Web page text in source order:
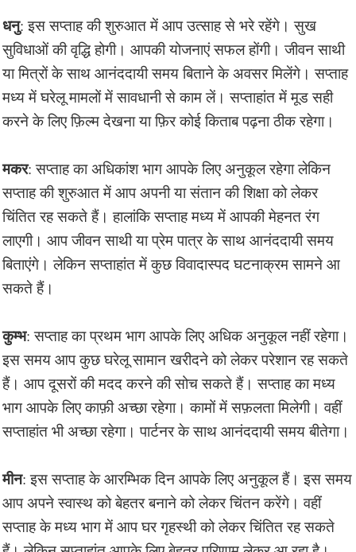
धनु: इस सप्ताह की शुरुआत में आप उत्साह से भरे रहेंगे। सुख
सुविधाओं की वृद्धि होगी। आपकी योजनाएं सफल होंगी। जीवन साथी
या मित्रों के साथ आनंददायी समय बिताने के अवसर मिलेंगे। सप्ताह
मध्य में घरेलू मामलों में सावधानी से काम लें। सप्ताहांत में मूड सही
करने के लिए फ़िल्म देखना या फ़िर कोई किताब पढ़ना ठीक रहेगा।
मकर: सप्ताह का अधिकांश भाग आपके लिए अनुकूल रहेगा लेकिन
सप्ताह की शुरुआत में आप अपनी या संतान की शिक्षा को लेकर
चिंतित रह सकते हैं। हालांकि सप्ताह मध्य में आपकी मेहनत रंग
लाएगी। आप जीवन साथी या प्रेम पात्र के साथ आनंददायी समय
बिताएंगे। लेकिन सप्ताहांत में कुछ विवादास्पद घटनाक्रम सामने आ
सकते हैं।
कुम्भ: सप्ताह का प्रथम भाग आपके लिए अधिक अनुकूल नहीं रहेगा।
इस समय आप कुछ घरेलू सामान खरीदने को लेकर परेशान रह सकते
हैं। आप दूसरों की मदद करने की सोच सकते हैं। सप्ताह का मध्य
भाग आपके लिए काफ़ी अच्छा रहेगा। कामों में सफ़लता मिलेगी। वहीं
सप्ताहांत भी अच्छा रहेगा। पार्टनर के साथ आनंददायी समय बीतेगा।
मीन: इस सप्ताह के आरम्भिक दिन आपके लिए अनुकूल हैं। इस समय
आप अपने स्वास्थ को बेहतर बनाने को लेकर चिंतन करेंगे। वहीं
सप्ताह के मध्य भाग में आप घर गृहस्थी को लेकर चिंतित रह सकते